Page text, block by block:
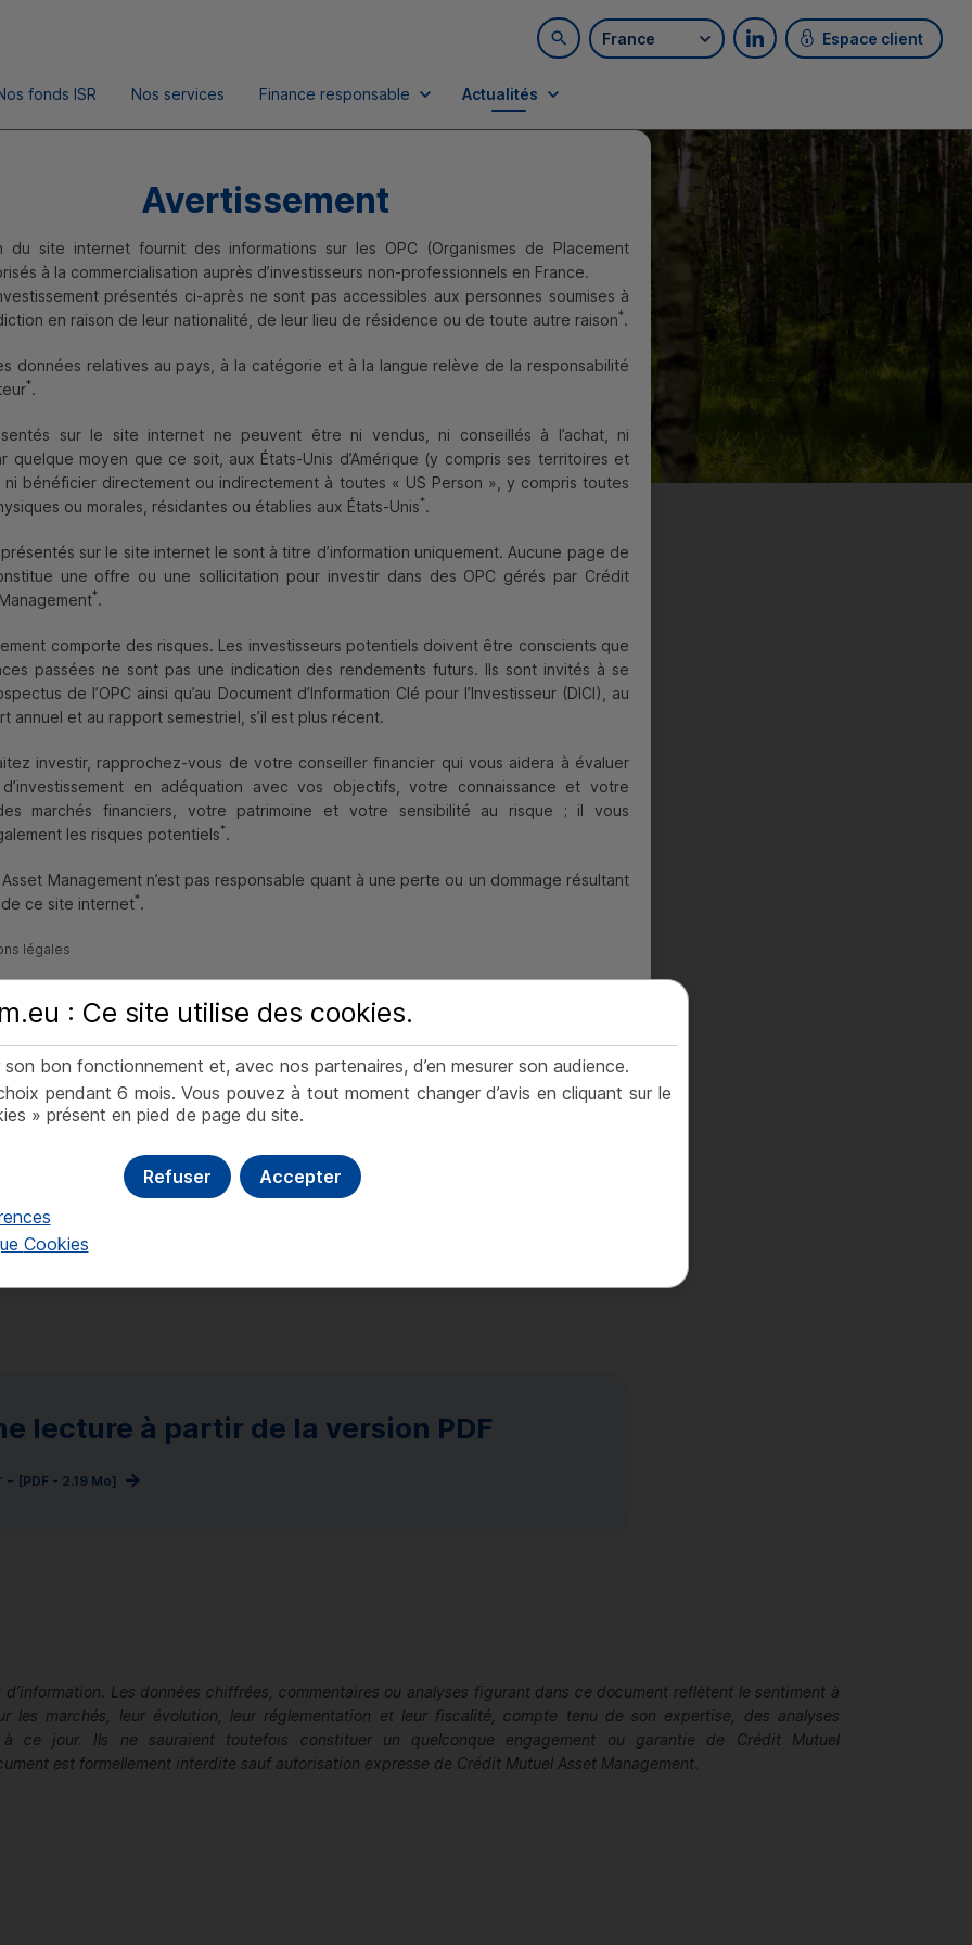
Rechercher sur le site
France Retrouvez-nous sur
Espace client
fonds ISR Nos services Finance responsable Actualités
à préserver
lecture à partir de la version PDF
- [PDF - 2.19 Mo]
Les données chiffrées, commentaires ou analyses figurant dans ce document reflètent le sentiment à
les marchés, leur évolution, leur réglementation et leur fiscalité, compte tenu de son expertise, des analyses
à ce jour. Ils ne sauraient toutefois constituer un quelconque engagement ou garantie de Crédit Mutuel
est formellement interdite sauf autorisation expresse de Crédit Mutuel Asset Management.
: Ce site utilise des cookies.
son bon fonctionnement et, avec nos partenaires, d’en mesurer son audience.
pendant 6 mois. Vous pouvez à tout moment changer d’avis en cliquant sur le
» présent en pied de page du site.
Accepter
Refuser
Cookies
Avertissement
du site internet fournit des informations sur les OPC (Organismes de Placement
à la commercialisation auprès d’investisseurs non-professionnels en France.
présentés ci-après ne sont pas accessibles aux personnes soumises à
en raison de leur nationalité, de leur lieu de résidence ou de toute autre raison*.
données relatives au pays, à la catégorie et à la langue relève de la responsabilité
*.
sur le site internet ne peuvent être ni vendus, ni conseillés à l’achat, ni
quelque moyen que ce soit, aux États-Unis d’Amérique (y compris ses territoires et
ni bénéficier directement ou indirectement à toutes « US Person », y compris toutes
ou morales, résidantes ou établies aux États-Unis*.
sur le site internet le sont à titre d’information uniquement. Aucune page de
une offre ou une sollicitation pour investir dans des OPC gérés par Crédit
*.
comporte des risques. Les investisseurs potentiels doivent être conscients que
passées ne sont pas une indication des rendements futurs. Ils sont invités à se
de l’OPC ainsi qu’au Document d’Information Clé pour l’Investisseur (DICI), au
annuel et au rapport semestriel, s’il est plus récent.
investir, rapprochez-vous de votre conseiller financier qui vous aidera à évaluer
en adéquation avec vos objectifs, votre connaissance et votre
marchés financiers, votre patrimoine et votre sensibilité au risque ; il vous
les risques potentiels*.
Management n’est pas responsable quant à une perte ou un dommage résultant
de ce site internet*.
légales
cet Avertissement ainsi que les Mentions légales.
J'accepte Je refuse